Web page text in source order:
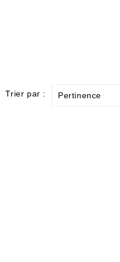
Trier par : Pertinence